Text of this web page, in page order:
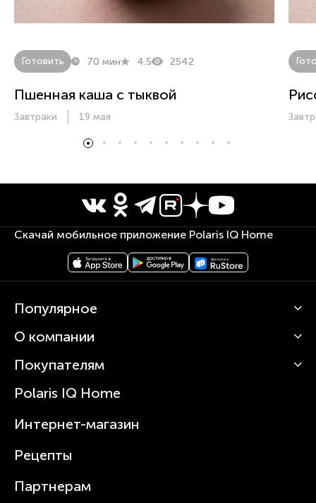
Готовить 70 мин 4.5 2542
Пшенная каша с тыквой
Завтраки 19 мая
Скачай мобильное приложение Polaris IQ Home
Популярное
Кофемашины
Вертикальные пылесосы
Зубные щетки и ирригаторы
Увлажнители
Посуда
О компании
О Polaris
Статьи
Покупателям
Сервисные центры
Где купить
Polaris IQ Home
Интернет-магазин
Рецепты
Партнерам